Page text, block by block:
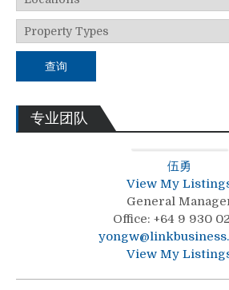
查询
专业团队
伍勇
View My
General
Office: +64 9 930
View My